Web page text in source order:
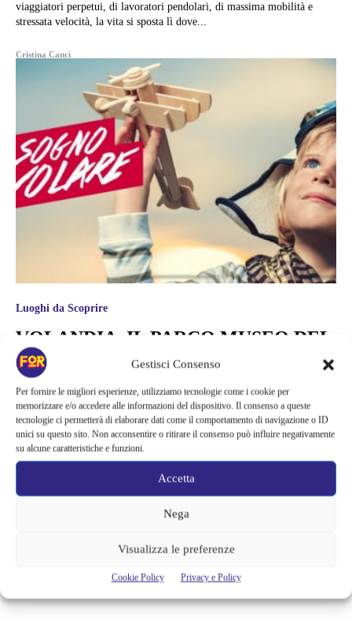
Gestisci Consenso
Per fornire le migliori esperienze, utilizziamo tecnologie come i cookie per
memorizzare e/o accedere alle informazioni del dispositivo. Il consenso a queste
tecnologie ci permetterà di elaborare dati come il comportamento di navigazione o ID
unici su questo sito. Non acconsentire o ritirare il consenso può influire negativamente
su alcune caratteristiche e funzioni.
Accetta
Nega
Visualizza le preferenze
Cookie Policy Privacy e Policy
viaggiatori perpetui, di lavoratori pendolari, di massima mobilità e
stressata velocità, la vita si sposta lì dove...
Cristina Canci
Luoghi da Scoprire
VOLANDIA, IL PARCO MUSEO DEL
VOLO!
Quando camminerete sulla terra dopo aver volato, guarderete il cielo
perché là siete stati e là vorrete tornare. Leonardo da Vinci Poter volare
è di certo una delle più grandi conquiste dell’uomo e da quando
abbiamo iniziato a farlo, con tutti i mezzi possibili, non abbiamo più
voluto smettere. La storia dell’aviazione è lunga e molto ricca e se si
ha...
Alessandra Chiaradia